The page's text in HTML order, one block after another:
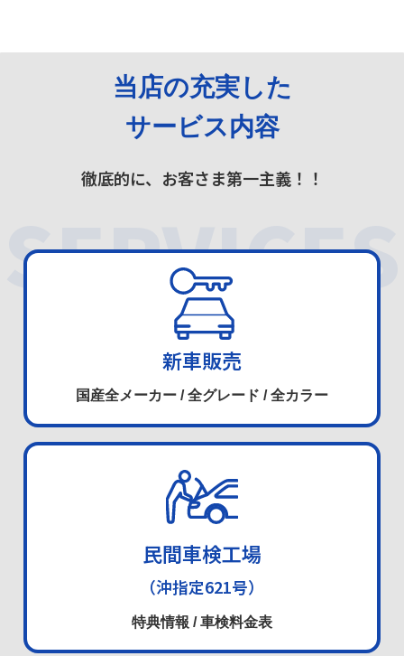
当店の充実した
サービス内容
SERVICES
徹底的に、お客さま第一主義！！
新車販売
国産全メーカー / 全グレード /全カラー
民間車検工場
（沖指定621号）
特典情報 / 車検料金表